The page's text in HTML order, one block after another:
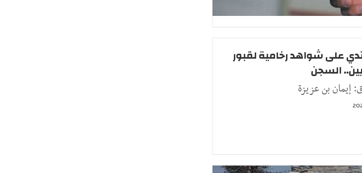
على شواهد رخامية لقبور
السجن
إيمان بن عزيزة